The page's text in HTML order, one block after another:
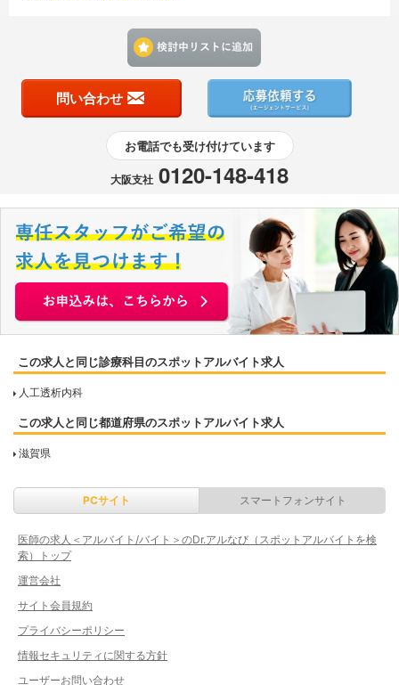
問い合わせ
お電話でも受け付けています
大阪支社 0120-148-418
この求人と同じ診療科目のスポットアルバイト求人
人工透析内科
この求人と同じ都道府県のスポットアルバイト求人
滋賀県
PCサイト スマートフォンサイト
医師の求人＜アルバイト/バイト＞のDr.アルなび（スポットアルバイトを検
索）トップ
運営会社
サイト会員規約
プライバシーポリシー
情報セキュリティに関する方針
ユーザーお問い合わせ